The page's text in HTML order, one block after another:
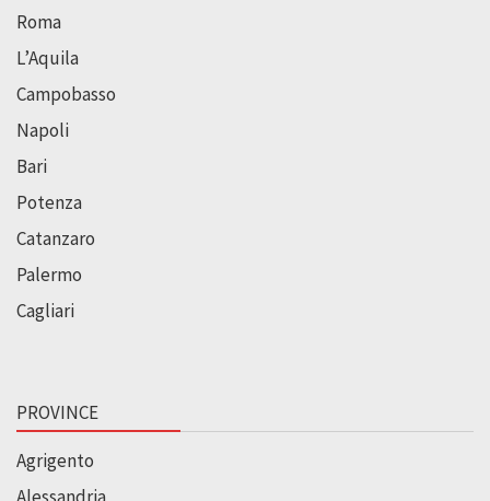
Roma
L’Aquila
Campobasso
Napoli
Bari
Potenza
Catanzaro
Palermo
Cagliari
PROVINCE
Agrigento